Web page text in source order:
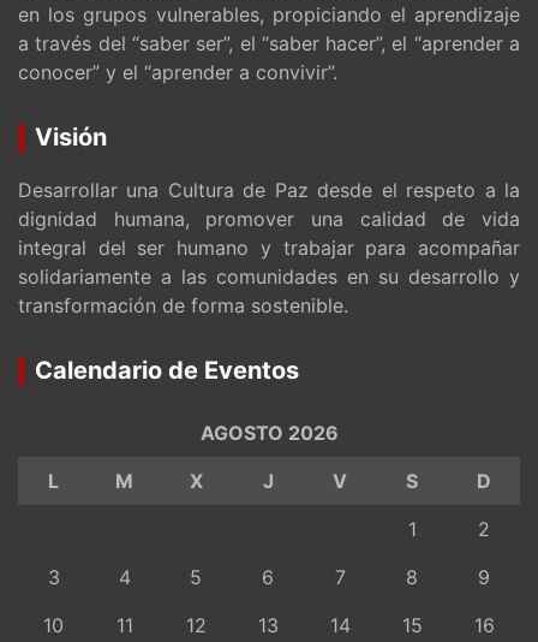
en los grupos vulnerables, propiciando el aprendizaje
a través del “saber ser”, el “saber hacer”, el “aprender a
conocer” y el “aprender a convivir”.
Visión
Desarrollar una Cultura de Paz desde el respeto a la
dignidad humana, promover una calidad de vida
integral del ser humano y trabajar para acompañar
solidariamente a las comunidades en su desarrollo y
transformación de forma sostenible.
Calendario de Eventos
AGOSTO 2026
L
M X J V S
D
1
2
3
4 5 6 7 8
9
10
11 12 13 14 15
16